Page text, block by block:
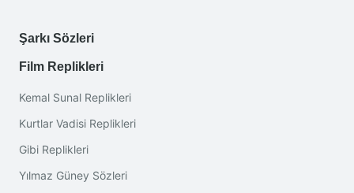
Şarkı Sözleri
Film Replikleri
Kemal Sunal Replikleri
Kurtlar Vadisi Replikleri
Gibi Replikleri
Yılmaz Güney Sözleri